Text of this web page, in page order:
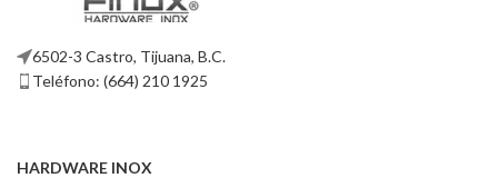
6502-3 Castro, Tijuana, B.C.
Teléfono: (664) 210 1925
HARDWARE INOX